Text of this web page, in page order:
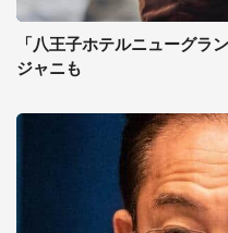
「八王子ホテルニューグラ
ジャニも